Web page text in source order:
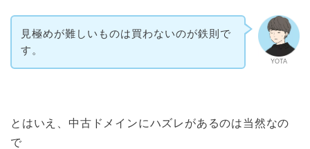
YOTA
見極めが難しいものは買わないのが鉄則で
す。
とはいえ、中古ドメインにハズレがあるのは当然なの
で